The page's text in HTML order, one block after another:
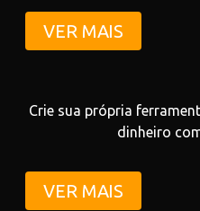
VER MAIS
Crie sua própria
dinheiro
VER MAIS